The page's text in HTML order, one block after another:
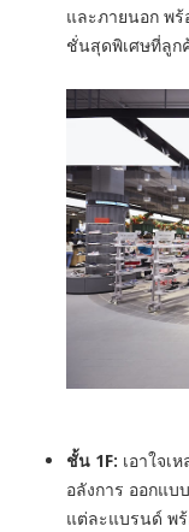
และภายนอก พ
ชั่นสุดพิเศษที่ลูก
ชั้น 1F: เอาใจเ
อลังการ ออกแ
แต่ละแบรนด์ พ